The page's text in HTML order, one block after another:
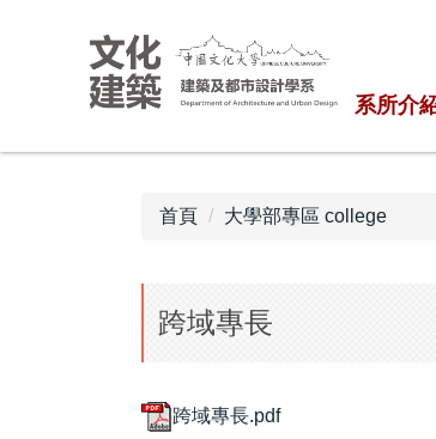
系所介
首頁 大學部專區 college
跨域專長
跨域專長.pdf